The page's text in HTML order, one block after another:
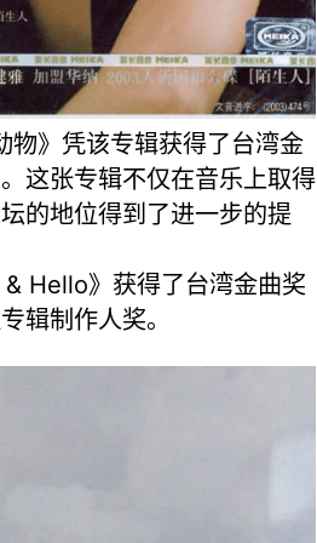
》凭该专辑获得了台湾金
这张专辑不仅在音乐上取得
的地位得到了进一步的提
Hello》获得了台湾金曲奖
辑制作人奖。